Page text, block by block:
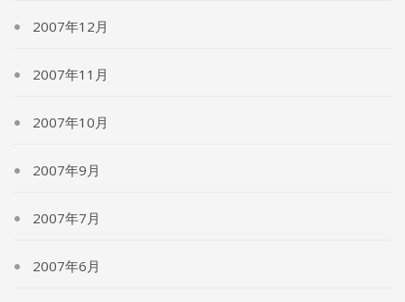
2007年12月
2007年11月
2007年10月
2007年9月
2007年7月
2007年6月